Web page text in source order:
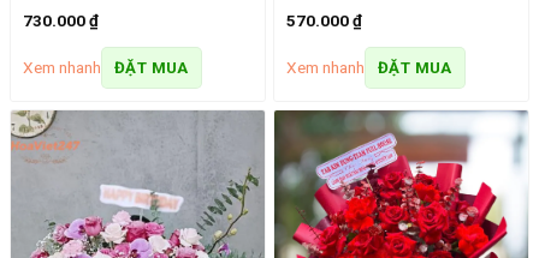
730.000₫
Xem nhanh ĐẶT MUA
570.000₫
Xem nhanh ĐẶT MUA